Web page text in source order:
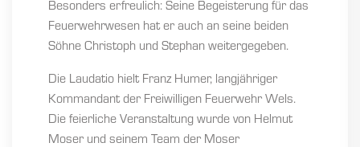
Besonders erfreulich: Seine Begeisterung für das
Feuerwehrwesen hat er auch an seine beiden
Söhne Christoph und Stephan weitergegeben.
Die Laudatio hielt Franz Humer, langjähriger
Kommandant der Freiwilligen Feuerwehr Wels.
Die feierliche Veranstaltung wurde von Helmut
Moser und seinem Team der Moser